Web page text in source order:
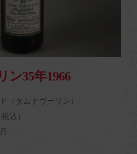
ン35年1966
（タムナヴーリン）
込）